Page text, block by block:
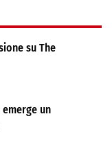
su The
un